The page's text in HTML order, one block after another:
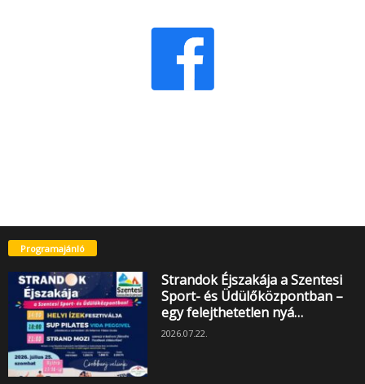
Programajánló
Strandok Éjszakája a Szentesi
Sport- és Üdülőközpontban –
egy felejthetetlen nyá…
2026.07.22.